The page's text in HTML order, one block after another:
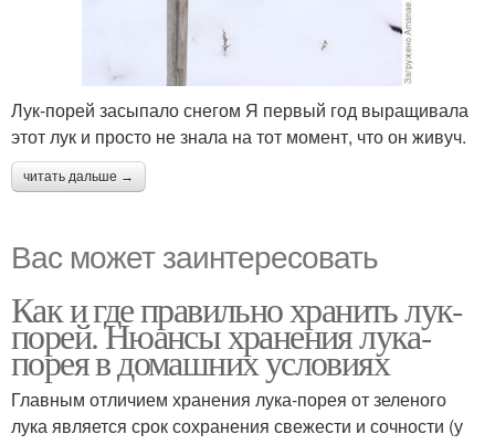
Лук-порей засыпало снегом Я первый год выращивала
этот лук и просто не знала на тот момент, что он живуч.
читать дальше →
Вас может заинтересовать
Как и где правильно хранить лук-
порей. Нюансы хранения лука-
порея в домашних условиях
Главным отличием хранения лука-порея от зеленого
лука является срок сохранения свежести и сочности (у